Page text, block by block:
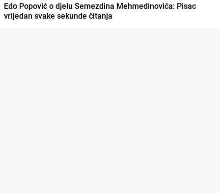
Edo Popović o djelu Semezdina Mehmedinovića: Pisac
vrijedan svake sekunde čitanja